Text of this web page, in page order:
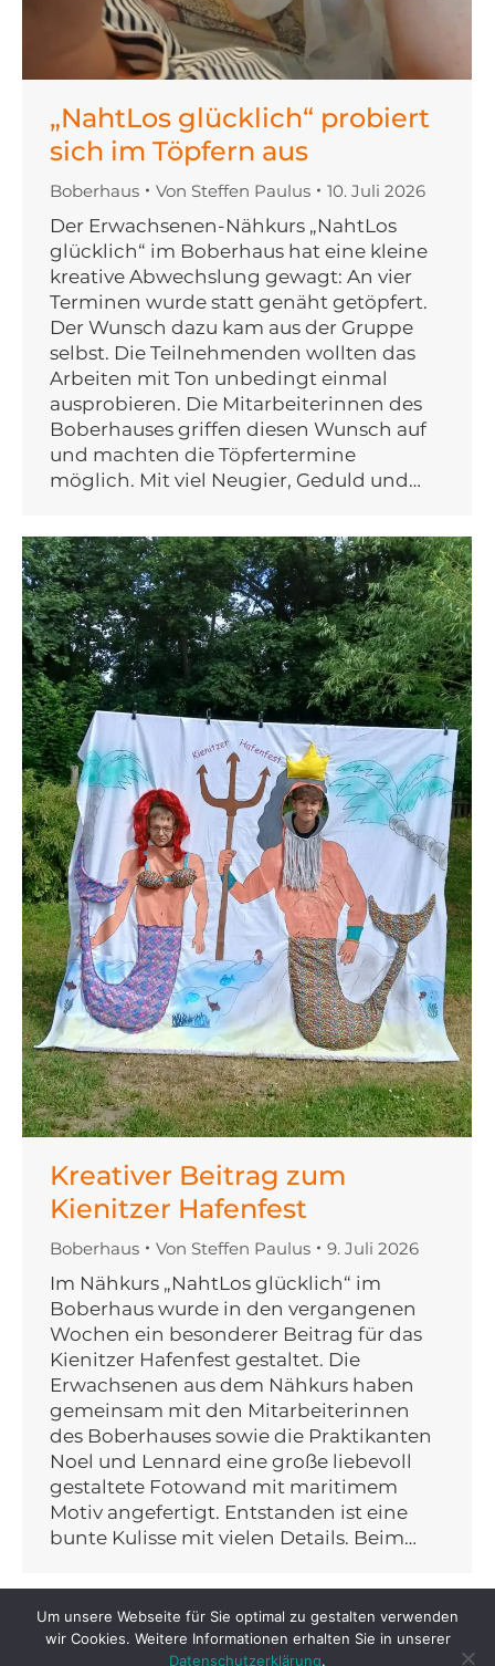
„NahtLos glücklich“ probiert
sich im Töpfern aus
Boberhaus Von Steffen Paulus 10. Juli 2026
Der Erwachsenen-Nähkurs „NahtLos
glücklich“ im Boberhaus hat eine kleine
kreative Abwechslung gewagt: An vier
Terminen wurde statt genäht getöpfert.
Der Wunsch dazu kam aus der Gruppe
selbst. Die Teilnehmenden wollten das
Arbeiten mit Ton unbedingt einmal
ausprobieren. Die Mitarbeiterinnen des
Boberhauses griffen diesen Wunsch auf
und machten die Töpfertermine
möglich. Mit viel Neugier, Geduld und…
Kreativer Beitrag zum
Kienitzer Hafenfest
Boberhaus Von Steffen Paulus 9. Juli 2026
Im Nähkurs „NahtLos glücklich“ im
Boberhaus wurde in den vergangenen
Wochen ein besonderer Beitrag für das
Kienitzer Hafenfest gestaltet. Die
Erwachsenen aus dem Nähkurs haben
gemeinsam mit den Mitarbeiterinnen
des Boberhauses sowie die Praktikanten
Noel und Lennard eine große liebevoll
gestaltete Fotowand mit maritimem
Motiv angefertigt. Entstanden ist eine
bunte Kulisse mit vielen Details. Beim…
Um unsere Webseite für Sie optimal zu gestalten verwenden
wir Cookies. Weitere Informationen erhalten Sie in unserer
Datenschutzerklärung.